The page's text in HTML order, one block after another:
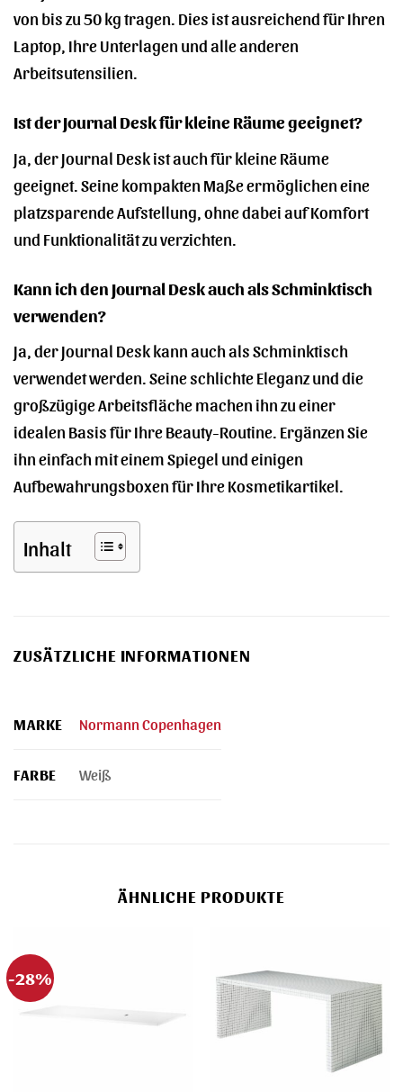
von bis zu 50 kg tragen. Dies ist ausreichend für Ihren
Laptop, Ihre Unterlagen und alle anderen
Arbeitsutensilien.
Ist der Journal Desk für kleine Räume geeignet?
Ja, der Journal Desk ist auch für kleine Räume
geeignet. Seine kompakten Maße ermöglichen eine
platzsparende Aufstellung, ohne dabei auf Komfort
und Funktionalität zu verzichten.
Kann ich den Journal Desk auch als Schminktisch
verwenden?
Ja, der Journal Desk kann auch als Schminktisch
verwendet werden. Seine schlichte Eleganz und die
großzügige Arbeitsfläche machen ihn zu einer
idealen Basis für Ihre Beauty-Routine. Ergänzen Sie
ihn einfach mit einem Spiegel und einigen
Aufbewahrungsboxen für Ihre Kosmetikartikel.
Inhalt
ZUSÄTZLICHE INFORMATIONEN
MARKE Normann Copenhagen
FARBE Weiß
ÄHNLICHE PRODUKTE
-28%